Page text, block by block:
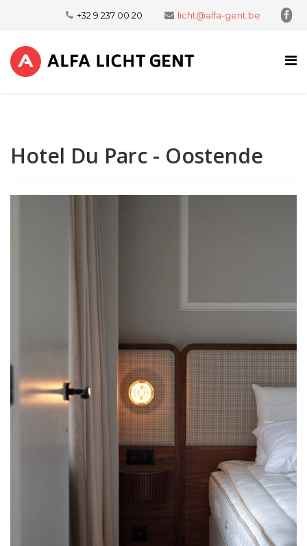
+32 9 237 00 20 licht@alfa-gent.be
Hotel Du Parc - Oostende